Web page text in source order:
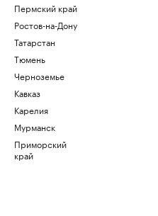
Пермский край
Ростов-на-Дону
Татарстан
Тюмень
Черноземье
Кавказ
Карелия
Мурманск
Приморский
край